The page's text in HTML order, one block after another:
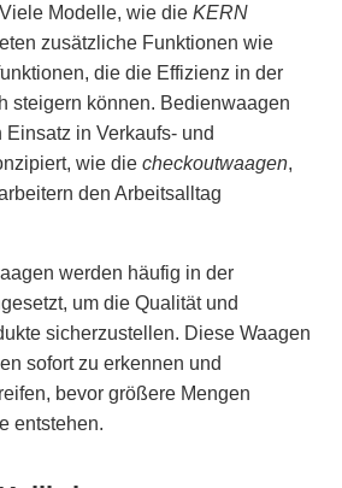
Modelle, wie die KERN
zusätzliche Funktionen wie
die die Effizienz in der
steigern können. Bedienwaagen
in Verkaufs- und
wie die checkoutwaagen,
den Arbeitsalltag
werden häufig in der
um die Qualität und
sicherzustellen. Diese Waagen
sofort zu erkennen und
bevor größere Mengen
entstehen.